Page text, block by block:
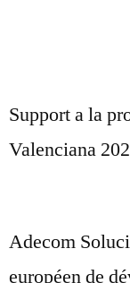
Support a la
Valenciana
Adecom
européen de